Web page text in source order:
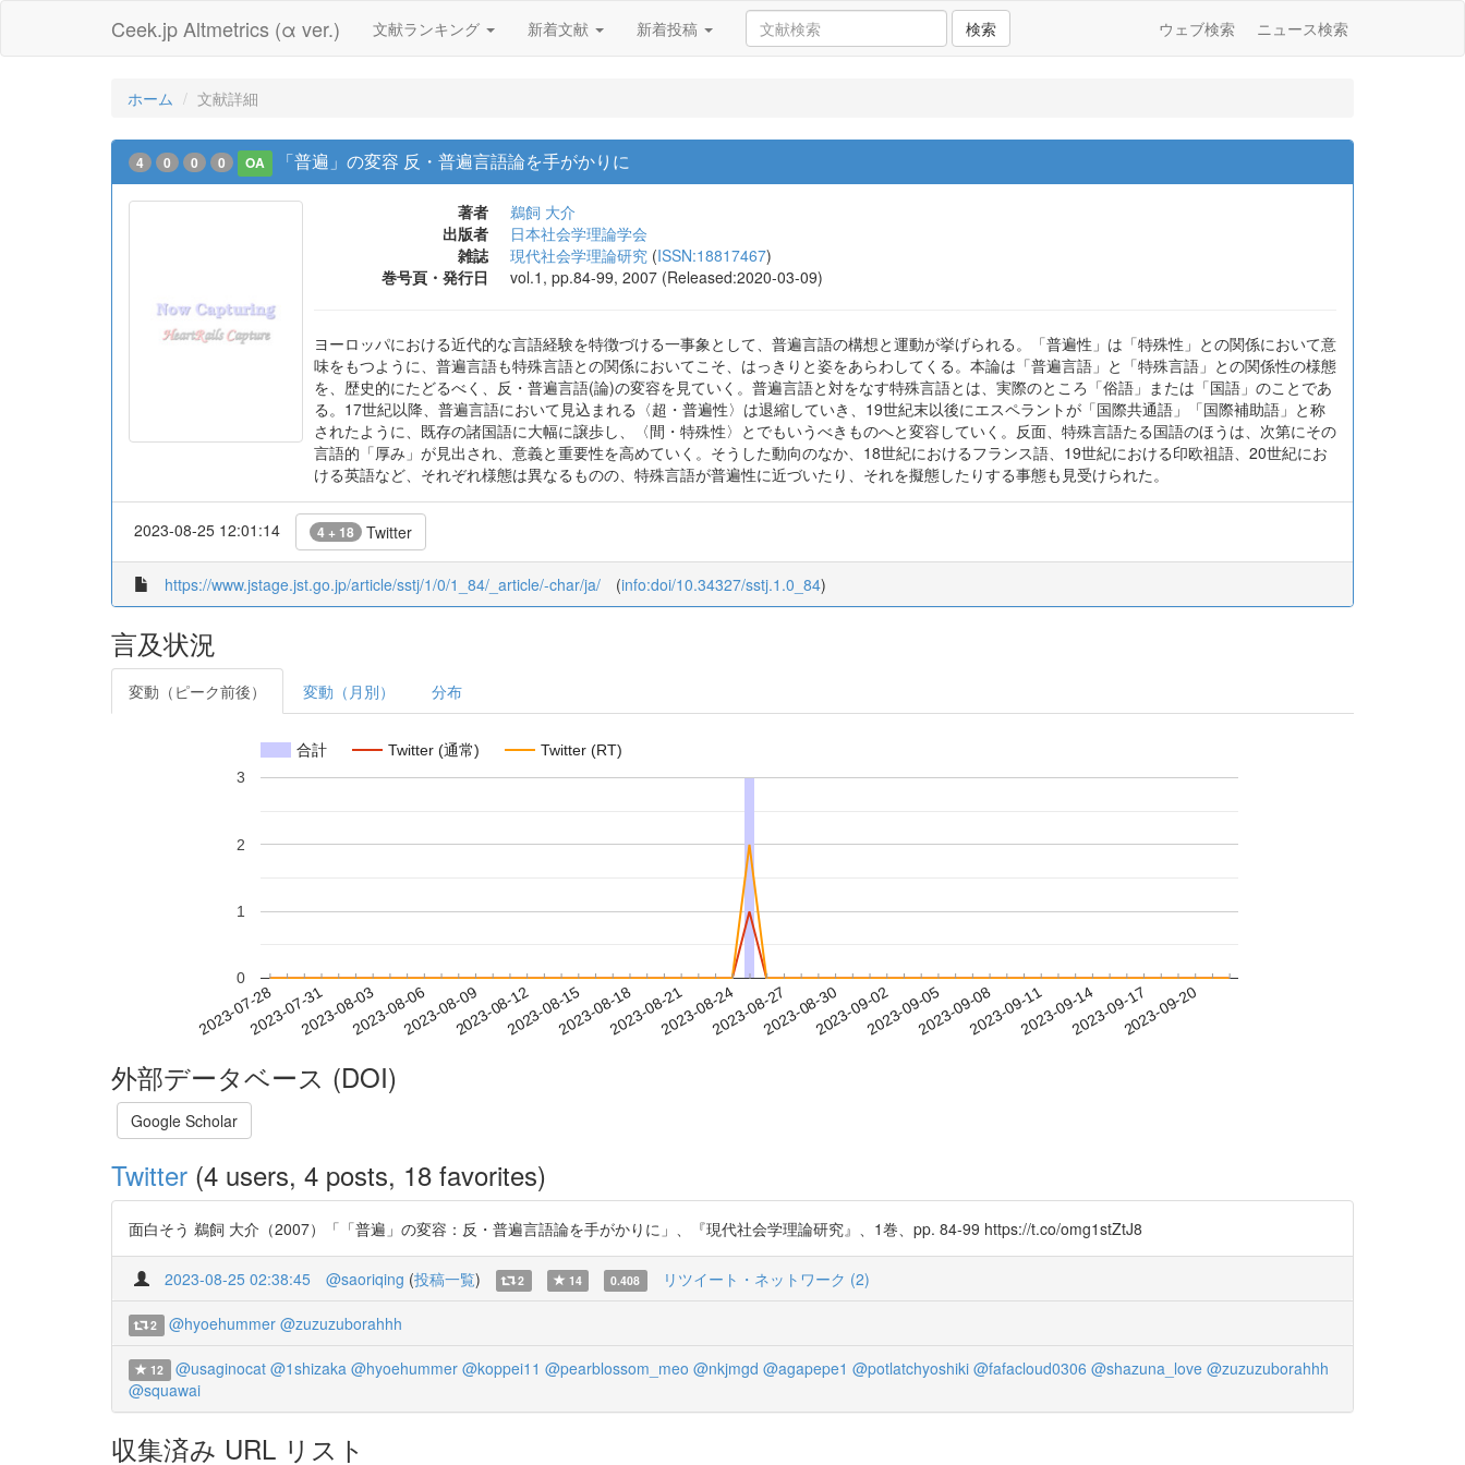
Ceek.jp Altmetrics (α ver.) 文献ランキング 新着文献 新着投稿 検索 ウェブ検索 ニュース検索
ホーム 文献詳細
4 0 0 0 OA 「普遍」の変容 反・普遍言語論を手がかりに
著者
鵜飼 大介
出版者
日本社会学理論学会
雑誌
現代社会学理論研究 (ISSN:18817467)
巻号頁・発行日
vol.1, pp.84-99, 2007 (Released:2020-03-09)
ヨーロッパにおける近代的な言語経験を特徴づける一事象として、普遍言語の構想と運動が挙げられる。「普遍性」は「特殊性」との関係において意
味をもつように、普遍言語も特殊言語との関係においてこそ、はっきりと姿をあらわしてくる。本論は「普遍言語」と「特殊言語」との関係性の様態
を、歴史的にたどるべく、反・普遍言語(論)の変容を見ていく。普遍言語と対をなす特殊言語とは、実際のところ「俗語」または「国語」のことであ
る。17世紀以降、普遍言語において見込まれる〈超・普遍性〉は退縮していき、19世紀末以後にエスペラントが「国際共通語」「国際補助語」と称
されたように、既存の諸国語に大幅に譲歩し、〈間・特殊性〉とでもいうべきものへと変容していく。反面、特殊言語たる国語のほうは、次第にその
言語的「厚み」が見出され、意義と重要性を高めていく。そうした動向のなか、18世紀におけるフランス語、19世紀における印欧祖語、20世紀にお
ける英語など、それぞれ様態は異なるものの、特殊言語が普遍性に近づいたり、それを擬態したりする事態も見受けられた。
2023-08-25 12:01:14 4 + 18 Twitter
https://www.jstage.jst.go.jp/article/sstj/1/0/1_84/_article/-char/ja/ (info:doi/10.34327/sstj.1.0_84)
言及状況
変動（ピーク前後） 変動（月別） 分布
合計 Twitter (通常) Twitter (RT)
2023-07-282023-07-312023-08-032023-08-062023-08-092023-08-122023-08-152023-08-182023-08-212023-08-242023-08-272023-08-302023-09-022023-09-052023-09-082023-09-112023-09-142023-09-172023-09-20
0
1
2
3
外部データベース (DOI)
Google Scholar
Twitter (4 users, 4 posts, 18 favorites)
面白そう 鵜飼 大介（2007）「「普遍」の変容：反・普遍言語論を手がかりに」、『現代社会学理論研究』、1巻、pp. 84-99 https://t.co/omg1stZtJ8
2023-08-25 02:38:45 @saoriqing (投稿一覧) 2 14 0.408 リツイート・ネットワーク (2)
2 @hyoehummer @zuzuzuborahhh
12 @usaginocat @1shizaka @hyoehummer @koppei11 @pearblossom_meo @nkjmgd @agapepe1 @potlatchyoshiki @fafacloud0306 @shazuna_love @zuzuzuborahhh
@squawai
収集済み URL リスト